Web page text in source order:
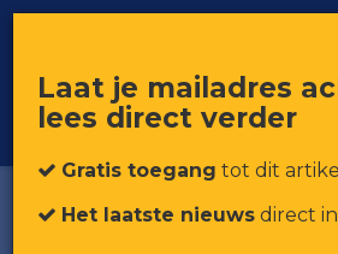
Voor professionals in retail & brands
Laat je mailadres
lees direct verder
Gratis toegang tot dit artikel
Het laatste nieuws direct